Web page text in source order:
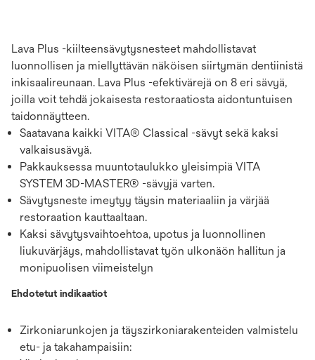
Lava Plus -kiilteensävytysnesteet mahdollistavat
luonnollisen ja miellyttävän näköisen siirtymän dentiinistä
inkisaalireunaan. Lava Plus -efektivärejä on 8 eri sävyä,
joilla voit tehdä jokaisesta restoraatiosta aidontuntuisen
taidonnäytteen.
Saatavana kaikki VITA® Classical -sävyt sekä kaksi
valkaisusävyä.
Pakkauksessa muuntotaulukko yleisimpiä VITA
SYSTEM 3D-MASTER® -sävyjä varten.
Sävytysneste imeytyy täysin materiaaliin ja värjää
restoraation kauttaaltaan.
Kaksi sävytysvaihtoehtoa, upotus ja luonnollinen
liukuvärjäys, mahdollistavat työn ulkonäön hallitun ja
monipuolisen viimeistelyn
Ehdotetut indikaatiot
Zirkoniarunkojen ja täyszirkoniarakenteiden valmistelu
etu- ja takahampaisiin: